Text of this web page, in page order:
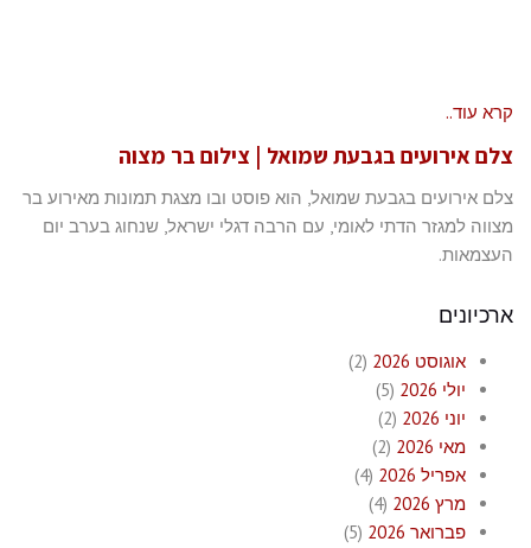
קרא עוד..
צלם אירועים בגבעת שמואל | צילום בר מצוה
צלם אירועים בגבעת שמואל, הוא פוסט ובו מצגת תמונות מאירוע בר
מצווה למגזר הדתי לאומי, עם הרבה דגלי ישראל, שנחוג בערב יום
העצמאות.
ארכיונים
אוגוסט 2026
(2)
יולי 2026
(5)
יוני 2026
(2)
מאי 2026
(2)
אפריל 2026
(4)
מרץ 2026
(4)
פברואר 2026
(5)